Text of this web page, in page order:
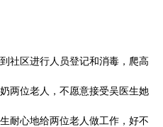
社区进行人员登记和消毒，爬高
两位老人，不愿意接受吴医生她
耐心地给两位老人做工作，好不